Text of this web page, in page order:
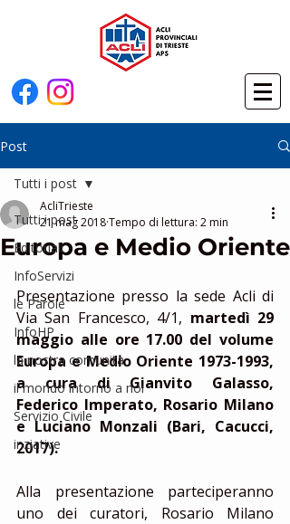
Post
Tutti i post
Editoriali
InfoServizi
le Parole
InfoHP
la nostra comunità
il mondo intorno a noi
Servizio Civile
inziative
Tutti i post
Europa e Medio Oriente
AcliTrieste
21 mag 2018Tempo di lettura: 2 min
Presentazione presso la sede Acli di
Via San Francesco, 4/1, martedì 29
maggio alle ore 17.00 del volume
Europa e Medio Oriente 1973-1993,
a cura di Gianvito Galasso,
Federico Imperato, Rosario Milano
e Luciano Monzali (Bari, Cacucci,
2017).
Alla presentazione parteciperanno
uno dei curatori, Rosario Milano